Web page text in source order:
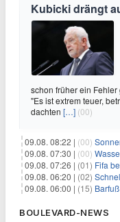
Kubicki drängt
schon früher ein
"Es ist extrem teuer,
dachten […] (00)
09.08. 08:22 | (00)
09.08. 07:30 | (00)
09.08. 07:26 | (01) Fifa
09.08. 06:20 | (02)
09.08. 06:00 | (15) Barfuß
BOULEVARD-NEWS